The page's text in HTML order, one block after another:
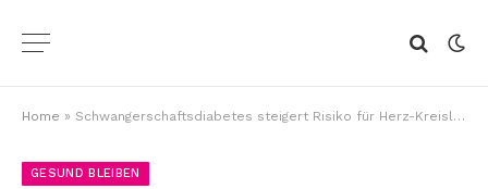
Home » Schwangerschaftsdiabetes steigert Risiko für Herz-Kreislauf-Erkrankungen
GESUND BLEIBEN